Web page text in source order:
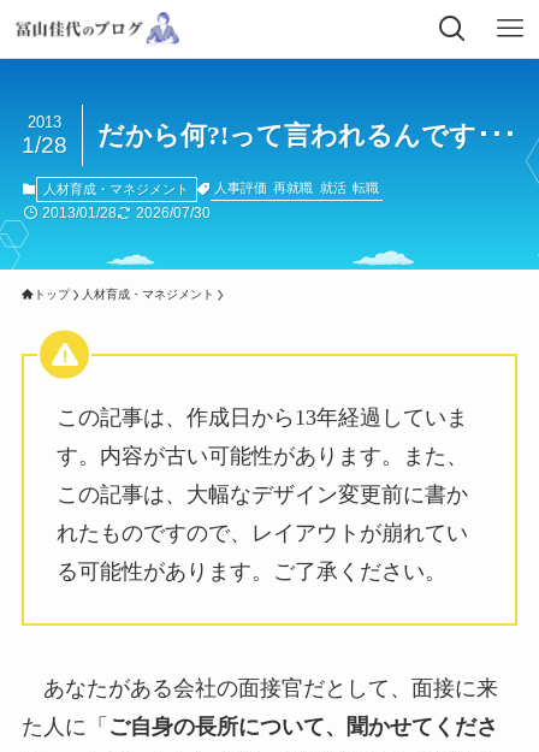
だから何?!って言われるんです･･･
2013
1/28
人材育成・マネジメント 人事評価 再就職 就活 転職
2013/01/28 2026/07/30
トップ 人材育成・マネジメント
この記事は、作成日から13年経過していま
す。内容が古い可能性があります。また、
この記事は、大幅なデザイン変更前に書か
れたものですので、レイアウトが崩れてい
る可能性があります。ご了承ください。
あなたがある会社の面接官だとして、面接に来
た人に「 ご自身の長所について、聞かせてくださ